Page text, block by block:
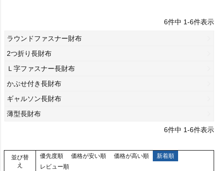
6件中 1-6件表示
ラウンドファスナー財布
2つ折り長財布
Ｌ字ファスナー長財布
かぶせ付き長財布
ギャルソン長財布
薄型長財布
6件中 1-6件表示
並び替
え
優先度順 価格が安い順 価格が高い順
新着順
レビュー順